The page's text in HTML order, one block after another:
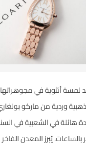
لمسة أنثوية في
وردية من ماركو
هائلة في الشعبية في
بالساعات. يُبرز المعدن